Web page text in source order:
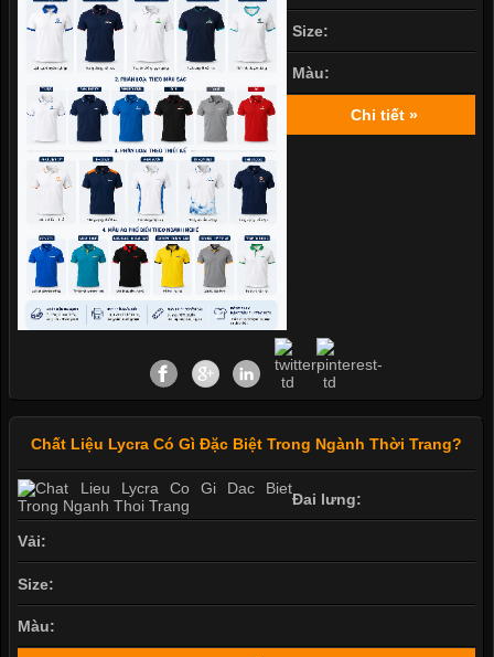
Size:
Màu:
Chi tiết »
Chất Liệu Lycra Có Gì Đặc Biệt Trong Ngành Thời Trang?
Đai lưng:
Vải:
Size:
Màu: